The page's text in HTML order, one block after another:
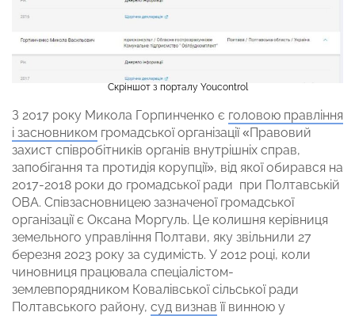
Скріншот з порталу Youcontrol
З 2017 року Микола Горпинченко є головою правління
і засновником громадської організації «Правовий
захист співробітників органів внутрішніх справ,
запобігання та протидія корупції», від якої обирався на
2017-2018 роки до громадської ради при Полтавській
ОВА. Співзасновницею зазначеної громадської
організації є Оксана Моргуль. Це колишня керівниця
земельного управління Полтави, яку звільнили 27
березня 2023 року за судимість. У 2012 році, коли
чиновниця працювала спеціалістом-
землевпорядником Ковалівської сільської ради
Полтавського району, суд визнав її винною у